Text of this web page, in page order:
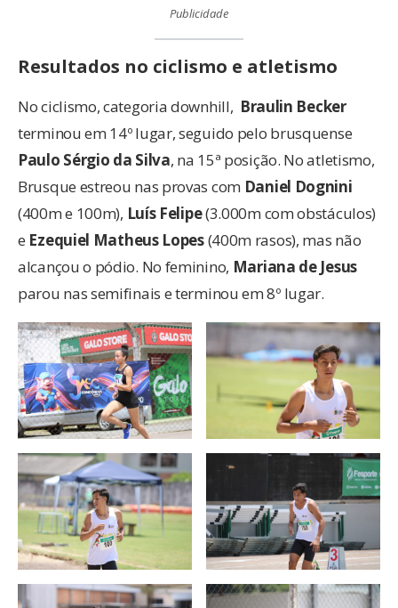
Publicidade
Resultados no ciclismo e atletismo
No ciclismo, categoria downhill, Braulin Becker
terminou em 14º lugar, seguido pelo brusquense
Paulo Sérgio da Silva, na 15ª posição. No atletismo,
Brusque estreou nas provas com Daniel Dognini
(400m e 100m), Luís Felipe(3.000m com obstáculos)
e Ezequiel Matheus Lopes(400m rasos), mas não
alcançou o pódio. No feminino, Mariana de Jesus
parou nas semifinais e terminou em 8º lugar.